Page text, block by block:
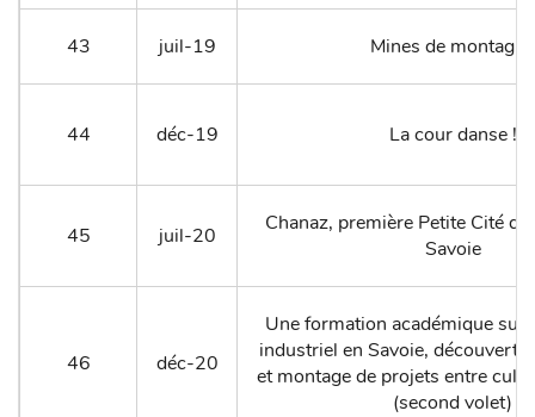
43 juil-19 Mines de montagne
44 déc-19 La cour danse !
45 juil-20
Chanaz, première Petite Cité
Savoie
46 déc-20
Une formation académique sur
industriel en Savoie,
et montage de projets entre
(second volet)